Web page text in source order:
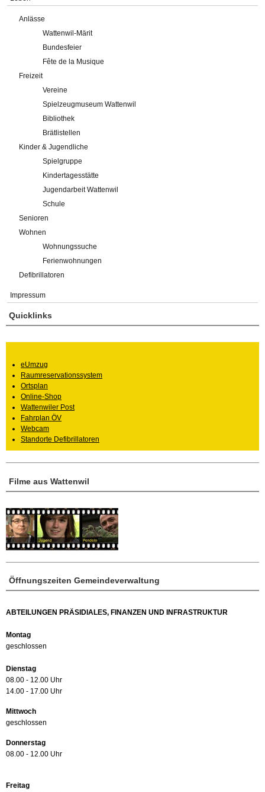
Anlässe
Wattenwil-Märit
Bundesfeier
Fête de la Musique
Freizeit
Vereine
Spielzeugmuseum Wattenwil
Bibliothek
Brätlistellen
Kinder & Jugendliche
Spielgruppe
Kindertagesstätte
Jugendarbeit Wattenwil
Schule
Senioren
Wohnen
Wohnungssuche
Ferienwohnungen
Defibrillatoren
Impressum
Öffnungszeiten Gemeindeverwaltung
ABTEILUNGEN PRÄSIDIALES, FINANZEN UND INFRASTRUKTUR
Montag
geschlossen
Dienstag
08.00 - 12.00 Uhr
14.00 - 17.00 Uhr
Mittwoch
geschlossen
Donnerstag
08.00 - 12.00 Uhr
Freitag
Filme aus Wattenwil
Quicklinks
eUmzug
Raumreservationssystem
Ortsplan
Online-Shop
Wattenwiler Post
Fahrplan ÖV
Webcam
Standorte Defibrillatoren